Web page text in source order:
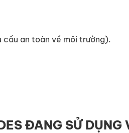
cầu an toàn về môi trường).
ĐANG SỬ DỤNG